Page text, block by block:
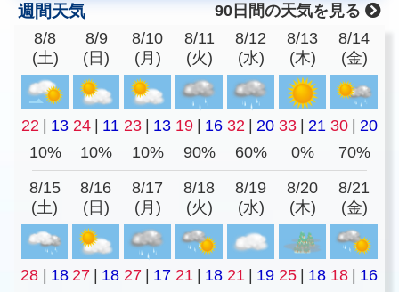
週間天気
90日間の天気を見る
8/8
(土)
8/9
(日)
8/10
(月)
8/11
(火)
8/12
(水)
8/13
(木)
8/14
(金)
22 13 24 11 23 13 19 16 32 20 33 21 30
20
10%
10% 10% 90% 60% 0% 70%
8/15
(土)
8/16
(日)
8/17
(月)
8/18
(火)
8/19
(水)
8/20
(木)
8/21
(金)
28 18 27 18 27 17 21 18 21 19 25 18 18
16